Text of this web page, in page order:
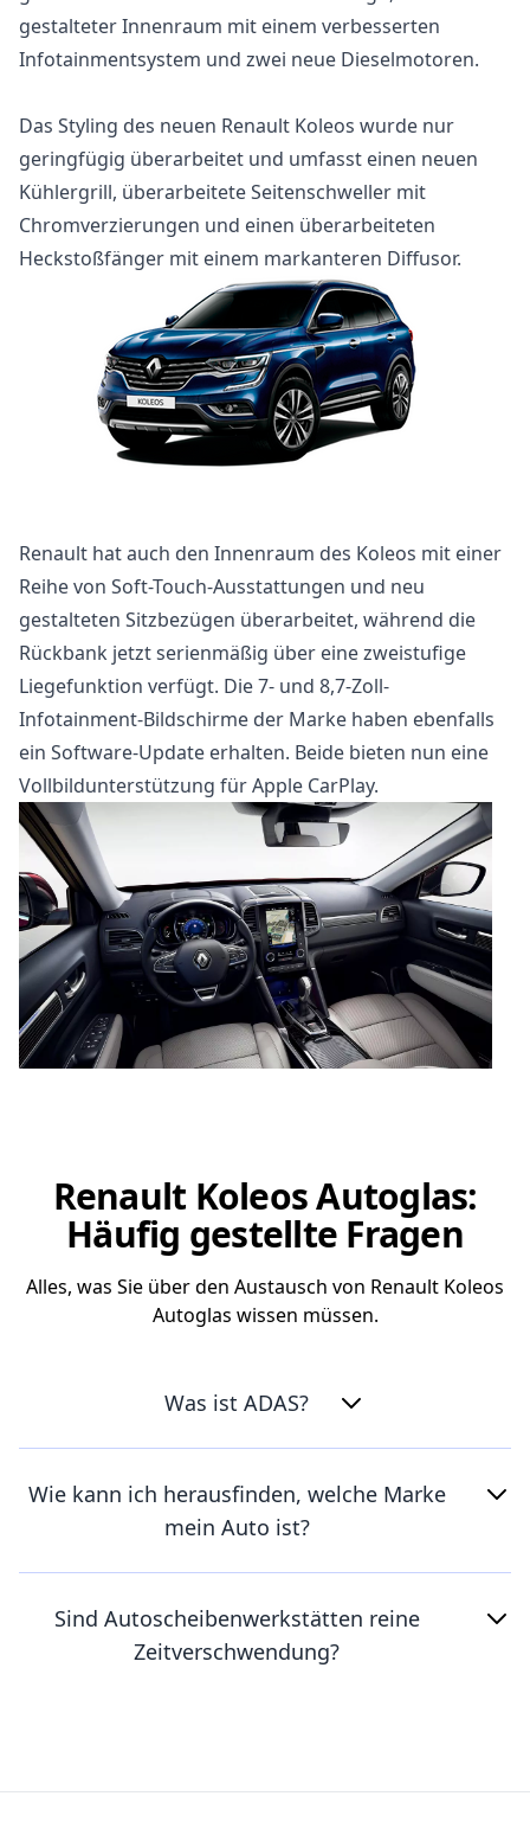
gestalteter Innenraum mit einem verbesserten
Infotainmentsystem und zwei neue Dieselmotoren.
Das Styling des neuen Renault Koleos wurde nur
geringfügig überarbeitet und umfasst einen neuen
Kühlergrill, überarbeitete Seitenschweller mit
Chromverzierungen und einen überarbeiteten
Heckstoßfänger mit einem markanteren Diffusor.
Renault hat auch den Innenraum des Koleos mit einer
Reihe von Soft-Touch-Ausstattungen und neu
gestalteten Sitzbezügen überarbeitet, während die
Rückbank jetzt serienmäßig über eine zweistufige
Liegefunktion verfügt. Die 7- und 8,7-Zoll-
Infotainment-Bildschirme der Marke haben ebenfalls
ein Software-Update erhalten. Beide bieten nun eine
Vollbildunterstützung für Apple CarPlay.
Renault Koleos Autoglas:
Häufig gestellte Fragen
Alles, was Sie über den Austausch von Renault Koleos
Autoglas wissen müssen.
Was ist ADAS?
Wie kann ich herausfinden, welche Marke
mein Auto ist?
Sind Autoscheibenwerkstätten reine
Zeitverschwendung?